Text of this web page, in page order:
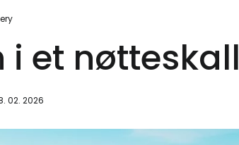
et nøtteskall
02. 2026